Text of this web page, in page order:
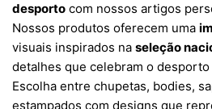
desporto com nossos artigos
Nossos produtos oferecem uma
visuais inspirados na seleção
detalhes que celebram o
Escolha entre chupetas, bodies,
estampados com designs que